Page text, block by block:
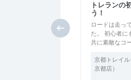
トレランの
う！
ロードは走っ
た。 初心者に
共に素敵なコ
京都トレイ
京都店）